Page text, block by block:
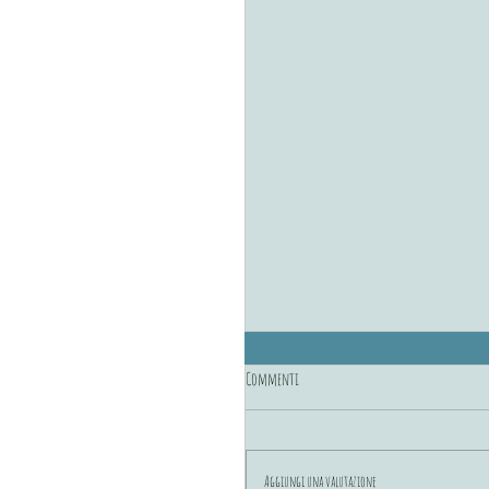
Commenti
Aggiungi una valutazione